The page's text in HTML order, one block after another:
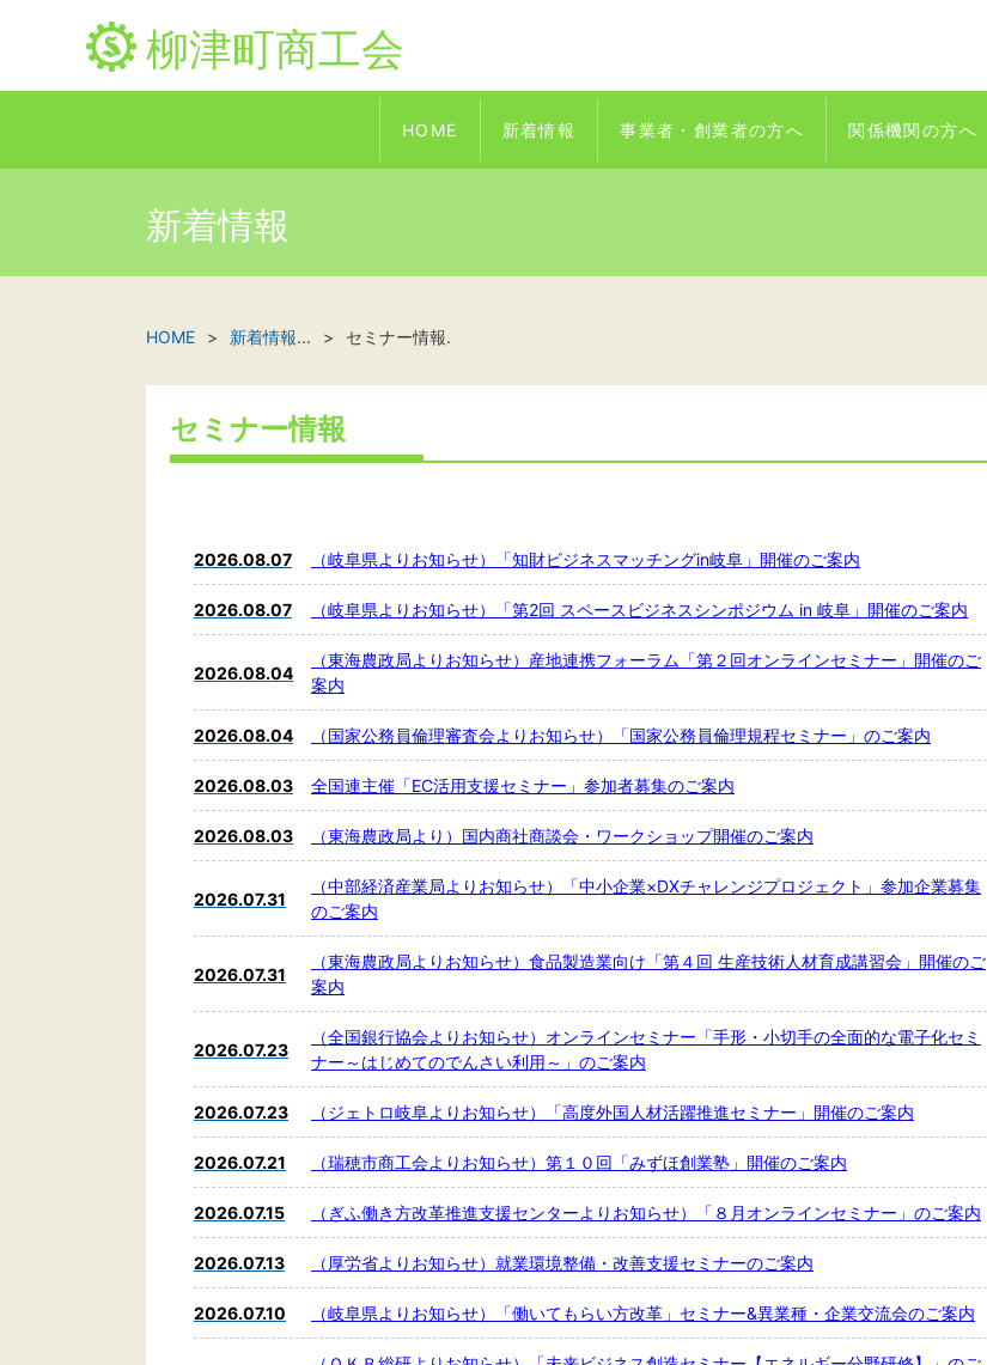
柳津町商工会
HOME 新着情報 事業者・創業者の方へ 関係機関の方へ
新着情報
HOME 新着情報... セミナー情報.
セミナー情報
2026.08.07 （岐阜県よりお知らせ）「知財ビジネスマッチングin岐阜」開催のご案内
2026.08.07 （岐阜県よりお知らせ）「第2回 スペースビジネスシンポジウム in 岐阜」開催のご案内
2026.08.04
（東海農政局よりお知らせ）産地連携フォーラム「第２回オンラインセミナー」開催のご
案内
2026.08.04 （国家公務員倫理審査会よりお知らせ）「国家公務員倫理規程セミナー」のご案内
2026.08.03 全国連主催「EC活用支援セミナー」参加者募集のご案内
2026.08.03 （東海農政局より）国内商社商談会・ワークショップ開催のご案内
2026.07.31
（中部経済産業局よりお知らせ）「中小企業×DXチャレンジプロジェクト」参加企業募集
のご案内
2026.07.31
（東海農政局よりお知らせ）食品製造業向け「第４回 生産技術人材育成講習会」開催のご
案内
2026.07.23
（全国銀行協会よりお知らせ）オンラインセミナー「手形・小切手の全面的な電子化セミ
ナー～はじめてのでんさい利用～」のご案内
2026.07.23 （ジェトロ岐阜よりお知らせ）「高度外国人材活躍推進セミナー」開催のご案内
2026.07.21 （瑞穂市商工会よりお知らせ）第１０回「みずほ創業塾」開催のご案内
2026.07.15 （ぎふ働き方改革推進支援センターよりお知らせ）「８月オンラインセミナー」のご案内
2026.07.13 （厚労省よりお知らせ）就業環境整備・改善支援セミナーのご案内
2026.07.10 （岐阜県よりお知らせ）「働いてもらい方改革」セミナー&異業種・企業交流会のご案内